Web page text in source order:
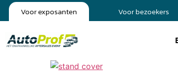
Voor exposanten Voor bezoekers